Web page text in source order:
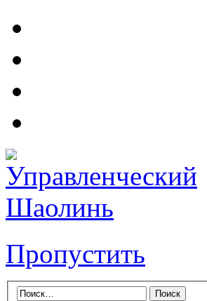
Пропустить